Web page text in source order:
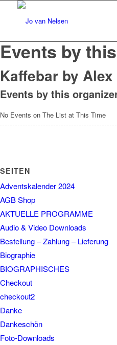
Events by
Kaffebar by Alex
Events by this
No Events on The List at This Time
SEITEN
Adventskalender 2024
AGB Shop
AKTUELLE PROGRAMME
Audio & Video Downloads
Bestellung – Zahlung – Lieferung
Biographie
BIOGRAPHISCHES
Checkout
checkout2
Danke
Dankeschön
Foto-Downloads